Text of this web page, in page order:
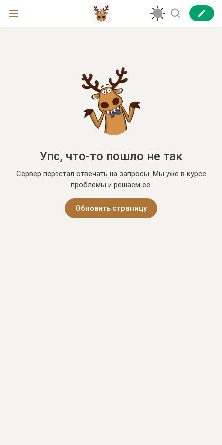
Упс, что-то пошло не так
Сервер перестал отвечать на запросы. Мы уже в курсе
проблемы и решаем её.
Обновить страницу